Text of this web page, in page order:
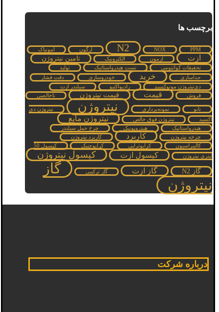
برچسب ها
N2 NOX PPM آرگون آمونیاک
ازت ازمون الکترونیک تامین نیتروژن
تحقیقات کوانتومی تست هیدرواستاتیک
تولید
جداسازی
خرید خودروسازی
دقت فشار
دی‌نیتروژن مونوکسید
رادیواکتیو
سیلندر ازت
فروش
قیمت قیمت نیتروژن ناخالصی
نانو نمونه‌برداری نیتروژن
نیتروژن دی
اکسید
نیتروژن فوق خالص نیتروژن مایع
هیدرواستاتیک هیدروپونیک
چرخ حمل سیلندر
چرخه نیتروژن
کاربرد
کاربرد نیتروژن
کالیبراسیون
کرایوتراپی کرایوجنیک
کپسول 50
لیتری نیتروژن
کپسول ازت کپسول نیتروژن
گاز N2 گاز ازت گاز ترکیبی
گاز
نیتروژن
درباره شرکت